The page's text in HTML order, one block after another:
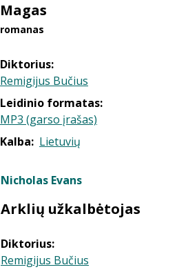
Magas
romanas
Diktorius:
Remigijus Bučius
Leidinio formatas:
MP3 (garso įrašas)
Kalba: Lietuvių
Nicholas Evans
Arklių užkalbėtojas
Diktorius:
Remigijus Bučius